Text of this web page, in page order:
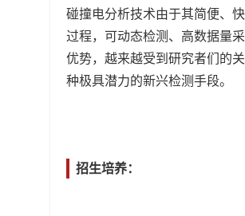
碰撞电分析技术由于其简便、
过程，可动态检测、高数据量
优势，越来越受到研究者们的
种极具潜力的新兴检测手段。
招生培养：